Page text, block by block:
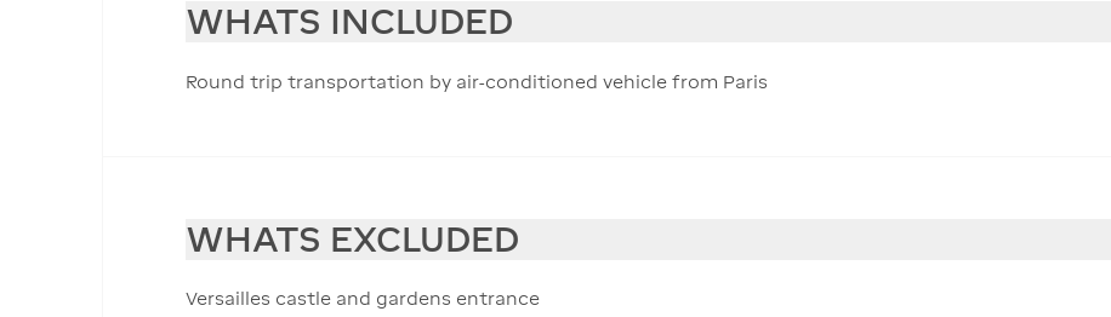
WHATS INCLUDED
Round trip transportation by air-conditioned vehicle from Paris
WHATS EXCLUDED
Versailles castle and gardens entrance